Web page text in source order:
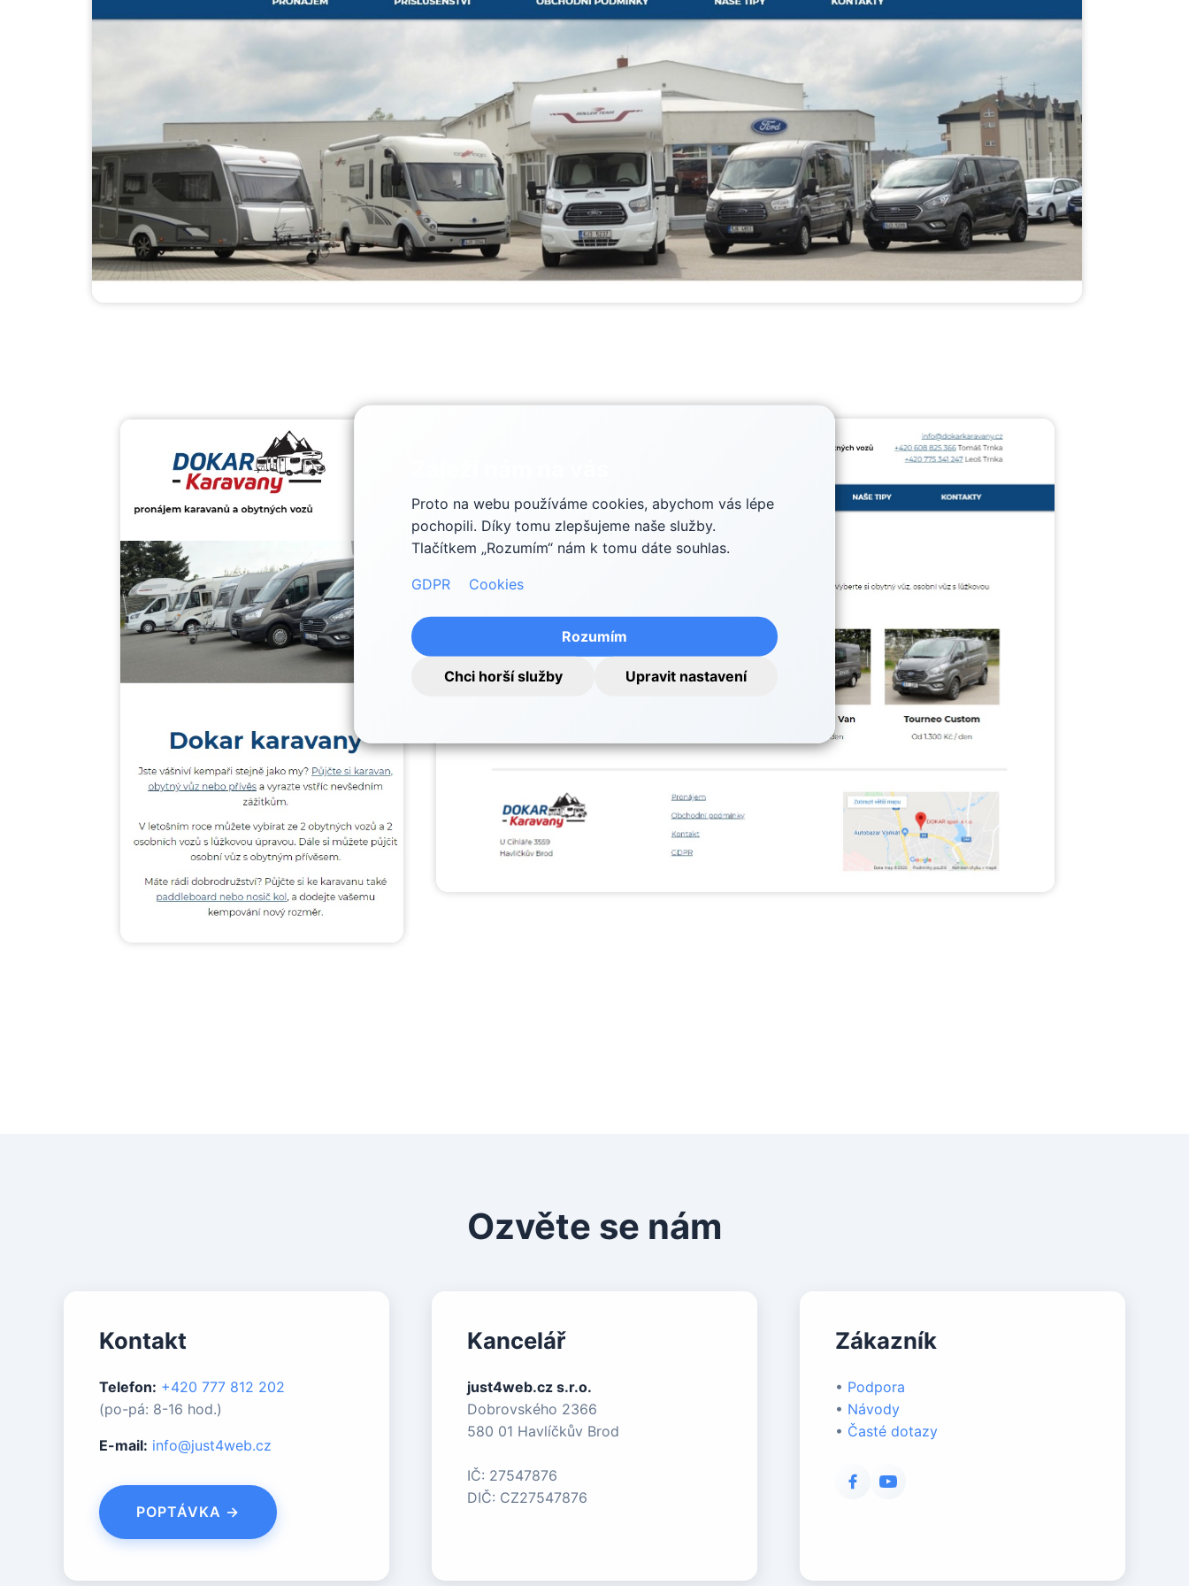
Ozvěte se nám
Kontakt
Telefon: +420 777 812 202
(po-pá: 8-16 hod.)
E-mail: info@just4web.cz
POPTÁVKA →
Kancelář
just4web.cz s.r.o.
Dobrovského 2366
580 01 Havlíčkův Brod
IČ: 27547876
DIČ: CZ27547876
Zákazník
• Podpora
• Návody
• Časté dotazy
Proto na webu používáme cookies, abychom vás lépe
pochopili. Díky tomu zlepšujeme naše služby.
Tlačítkem „Rozumím“ nám k tomu dáte souhlas.
GDPR Cookies
Rozumím
Chci horší služby Upravit nastavení